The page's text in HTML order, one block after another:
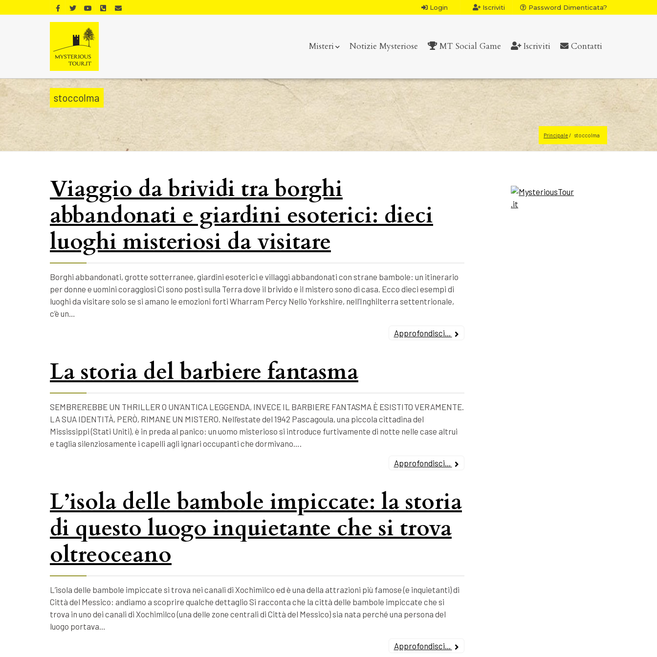
Login Iscriviti Password Dimenticata?
Misteri Notizie Mysteriose MT Social Game Iscriviti Contatti
stoccolma
Principale stoccolma
Viaggio da brividi tra borghi
abbandonati e giardini esoterici: dieci
luoghi misteriosi da visitare
Borghi abbandonati, grotte sotterranee, giardini esoterici e villaggi abbandonati con strane bambole: un itinerario
per donne e uomini coraggiosi Ci sono posti sulla Terra dove il brivido e il mistero sono di casa. Ecco dieci esempi di
luoghi da visitare solo se si amano le emozioni forti Wharram Percy Nello Yorkshire, nell’Inghilterra settentrionale,
c’è un…
Approfondisci...
La storia del barbiere fantasma
SEMBREREBBE UN THRILLER O UN’ANTICA LEGGENDA, INVECE IL BARBIERE FANTASMA È ESISTITO VERAMENTE.
LA SUA IDENTITÀ, PERÒ, RIMANE UN MISTERO. Nell’estate del 1942 Pascagoula, una piccola cittadina del
Mississippi (Stati Uniti), è in preda al panico: un uomo misterioso si introduce furtivamente di notte nelle case altrui
e taglia silenziosamente i capelli agli ignari occupanti che dormivano….
Approfondisci...
L’isola delle bambole impiccate: la storia
di questo luogo inquietante che si trova
oltreoceano
L’isola delle bambole impiccate si trova nei canali di Xochimilco ed è una della attrazioni più famose (e inquietanti) di
Città del Messico: andiamo a scoprire qualche dettaglio Si racconta che la città delle bambole impiccate che si
trova in uno dei canali di Xochimilco (una delle zone centrali di Città del Messico) sia nata perché una persona del
luogo portava…
Approfondisci...